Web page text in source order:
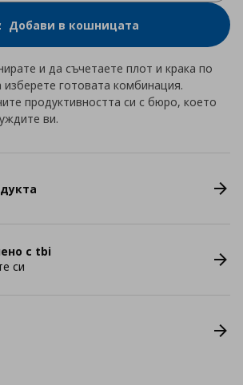
Добави в кошницата
и да съчетаете плот и крака по
готовата комбинация.
продуктивността си с бюро, което
ви.
с tbi
си